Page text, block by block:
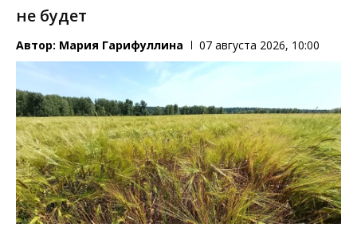
не будет
Автор: Мария Гарифуллина 07 августа 2026, 10:00